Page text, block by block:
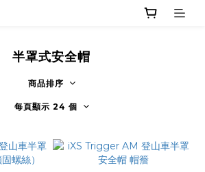
半罩式安全帽
商品排序
每頁顯示 24 個